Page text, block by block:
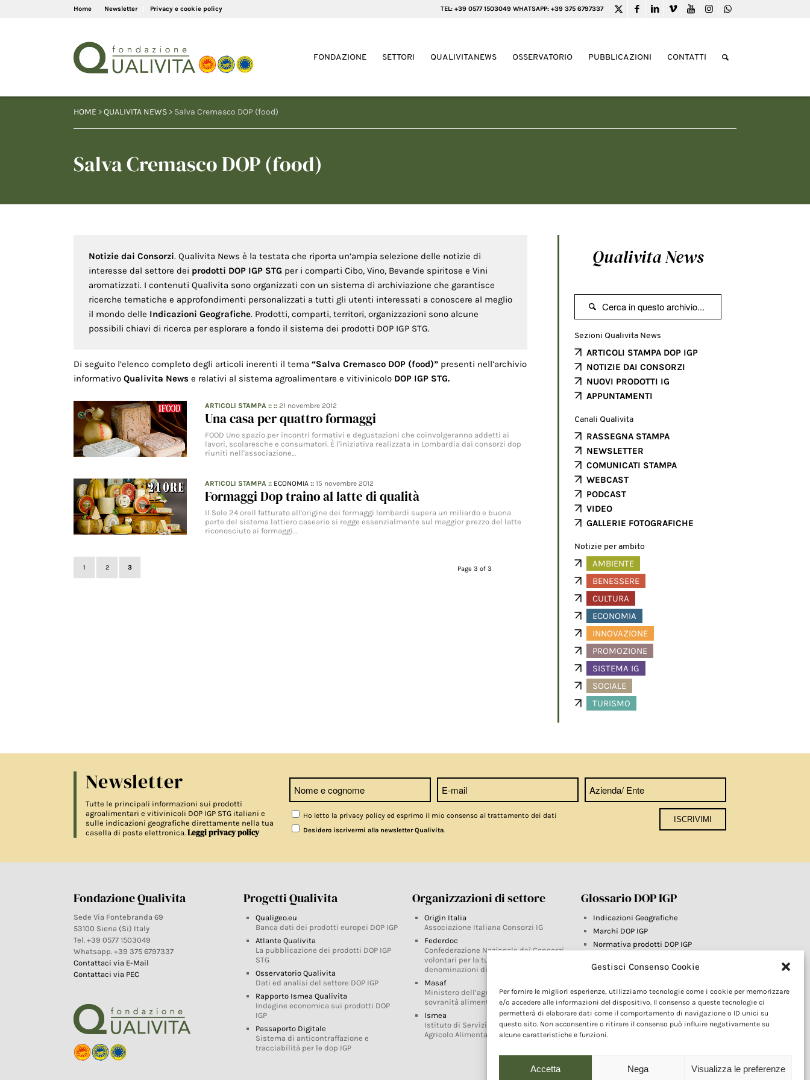
Gestisci Consenso Cookie
Per fornire le migliori esperienze, utilizziamo tecnologie come i cookie per memorizzare
e/o accedere alle informazioni del dispositivo. Il consenso a queste tecnologie ci
permetterà di elaborare dati come il comportamento di navigazione o ID unici su
questo sito. Non acconsentire o ritirare il consenso può influire negativamente su
alcune caratteristiche e funzioni.
Accetta Nega Visualizza le preferenze
Home Newsletter Privacy e cookie policy TEL: +39 0577 1503049 WHATSAPP: +39 375 6797337
FONDAZIONE SETTORI QUALIVITANEWS OSSERVATORIO PUBBLICAZIONI CONTATTI
HOME >QUALIVITA NEWS > Salva Cremasco DOP (food)
Salva Cremasco DOP (food)
Notizie dai Consorzi. Qualivita News è la testata che riporta un’ampia selezione delle notizie di
interesse dal settore dei prodotti DOP IGP STG per i comparti Cibo, Vino, Bevande spiritose e Vini
aromatizzati. I contenuti Qualivita sono organizzati con un sistema di archiviazione che garantisce
ricerche tematiche e approfondimenti personalizzati a tutti gli utenti interessati a conoscere al meglio
il mondo delle Indicazioni Geografiche. Prodotti, comparti, territori, organizzazioni sono alcune
possibili chiavi di ricerca per esplorare a fondo il sistema dei prodotti DOP IGP STG.
Di seguito l’elenco completo degli articoli inerenti il tema “Salva Cremasco DOP (food)” presenti nell’archivio
informativo Qualivita News e relativi al sistema agroalimentare e vitivinicolo DOP IGP STG.
ARTICOLI STAMPA :: ::21 novembre 2012
Una casa per quattro formaggi
FOOD Uno spazio per incontri formativi e degustazioni che coinvolgeranno addetti ai
lavori, scolaresche e consumatori. È l'iniziativa realizzata in Lombardia dai consorzi dop
riuniti nell'associazione…
ARTICOLI STAMPA :: ECONOMIA ::15 novembre 2012
Formaggi Dop traino al latte di qualità
Il Sole 24 oreIl fatturato all'origine dei formaggi lombardi supera un miliardo e buona
parte del sistema lattiero caseario si regge essenzialmente sul maggior prezzo del latte
riconosciuto ai formaggi…
Page 3 of 3
1 2 3
Qualivita News

Sezioni Qualivita News
ARTICOLI STAMPA DOP IGP
NOTIZIE DAI CONSORZI
NUOVI PRODOTTI IG
APPUNTAMENTI
Canali Qualivita
RASSEGNA STAMPA
NEWSLETTER
COMUNICATI STAMPA
WEBCAST
PODCAST
VIDEO
GALLERIE FOTOGRAFICHE
Notizie per ambito
AMBIENTE
BENESSERE
CULTURA
ECONOMIA
INNOVAZIONE
PROMOZIONE
SISTEMA IG
SOCIALE
TURISMO
Newsletter
Tutte le principali informazioni sui prodotti
agroalimentari e vitivinicoli DOP IGP STG italiani e
sulle indicazioni geografiche direttamente nella tua
casella di posta elettronica. Leggi privacy policy
Ho letto la privacy policy ed esprimo il mio consenso al trattamento dei dati
Desidero iscrivermi alla newsletter Qualivita
Fondazione Qualivita
Sede Via Fontebranda 69
53100 Siena (Si) Italy
Tel. +39 0577 1503049
Whatsapp. +39 375 6797337
Contattaci via E-Mail
Contattaci via PEC
Progetti Qualivita
Qualigeo.eu
Banca dati dei prodotti europei DOP IGP
Atlante Qualivita
La pubblicazione dei prodotti DOP IGP
STG
Osservatorio Qualivita
Dati ed analisi del settore DOP IGP
Rapporto Ismea Qualivita
Indagine economica sui prodotti DOP
IGP
Passaporto Digitale
Sistema di anticontraffazione e
tracciabilità per le dop IGP
Organizzazioni di settore
Origin Italia
Associazione Italiana Consorzi IG
Federdoc
Confederazione Nazionale dei Consorzi
volontari per la tutela delle
denominazioni di origine
Masaf
Ministero dell’agricoltura, della
sovranità alimentare e delle foreste
Ismea
Istituto di Servizi per il Mercato
Agricolo Alimentare
Glossario DOP IGP
Indicazioni Geografiche
Marchi DOP IGP
Normativa prodotti DOP IGP
Farm To Fork e prodotti DOP IGP
Riforma Sistema IG
Turismo DOP